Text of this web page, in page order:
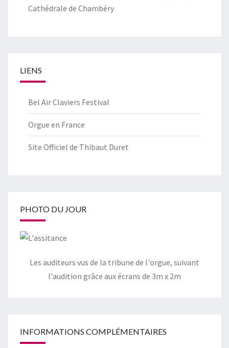
Cathédrale de Chambéry
LIENS
Bel Air Claviers Festival
Orgue en France
Site Officiel de Thibaut Duret
PHOTO DU JOUR
Les auditeurs vus de la tribune de l'orgue, suivant
l'audition grâce aux écrans de 3m x 2m
INFORMATIONS COMPLÉMENTAIRES